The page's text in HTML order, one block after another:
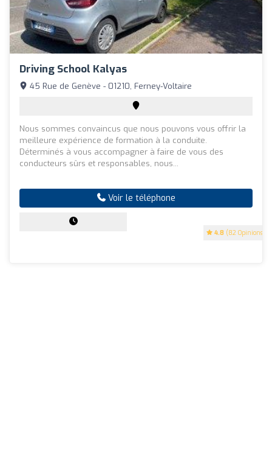
Driving School Kalyas
4.8 (82 Opinions)
45 Rue de Genève - 01210, Ferney-Voltaire
Nous sommes convaincus que nous pouvons vous offrir la
meilleure expérience de formation à la conduite.
Déterminés à vous accompagner à faire de vous des
conducteurs sûrs et responsables, nous...
Voir le téléphone